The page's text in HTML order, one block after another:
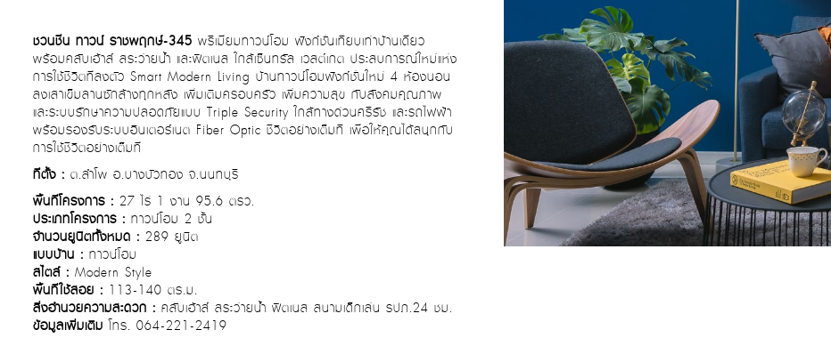
ชวนชื่น ทาวน์ ราชพฤกษ์-345 พรีเมี่ยมทาวน์โฮม ฟังก์ชั่นเทียบเท่าบ้านเดี่ยว
พร้อมคลับเฮ้าส์ สระว่ายน้ำ และฟิตเนส ใกล้เซ็นทรัล เวสต์เกต ประสบการณ์ใหม่แห่ง
การใช้ชีวิตที่ลงตัว Smart Modern Living บ้านทาวน์โฮมฟังก์ชั่นใหม่ 4 ห้องนอน
ลงเสาเข็มลานซักล้างทุกหลัง เพิ่มเติมครอบครัว เพิ่มความสุข กับสังคมคุณภาพ
และระบบรักษาความปลอดภัยแบบ Triple Security ใกล้ทางด่วนศรีรัช และรถไฟฟ้า
พร้อมรองรับระบบอินเตอร์เนต Fiber Optic ชีวิตอย่างเต็มที เพื่อให้คุณได้สนุกกับ
การใช้ชีวิตอย่างเต็มที่
ที่ตั้ง : ต.ลำโพ อ.บางบัวทอง จ.นนทบุรี
พื้นที่โครงการ : 27 ไร่ 1 งาน 95.6 ตรว.
ประเภทโครงการ : ทาวน์โฮม 2 ชั้น
จำนวนยูนิตทั้งหมด : 289 ยูนิต
แบบบ้าน : ทาวน์โฮม
สไตล์ : Modern Style
พื้นที่ใช้สอย : 113-140 ตร.ม.
สิ่งอำนวยความสะดวก : คลับเฮ้าส์ สระว่ายน้ำ ฟิตเนส สนามเด็กเล่น รปภ.24 ชม.
ข้อมูลเพิ่มเติมโทร. 064-221-2419